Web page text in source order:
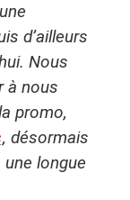
d’ailleurs
Nous
à nous
promo,
, désormais
une longue